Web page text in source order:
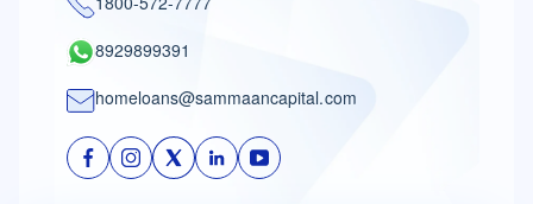
8929899391
homeloans@sammaancapital.com